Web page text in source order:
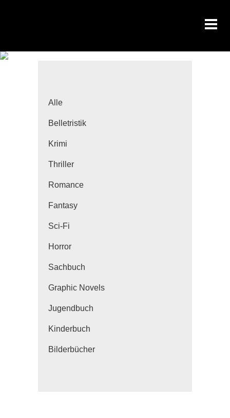
Alle
Belletristik
Krimi
Thriller
Romance
Fantasy
Sci-Fi
Horror
Sachbuch
Graphic Novels
Jugendbuch
Kinderbuch
Bilderbücher